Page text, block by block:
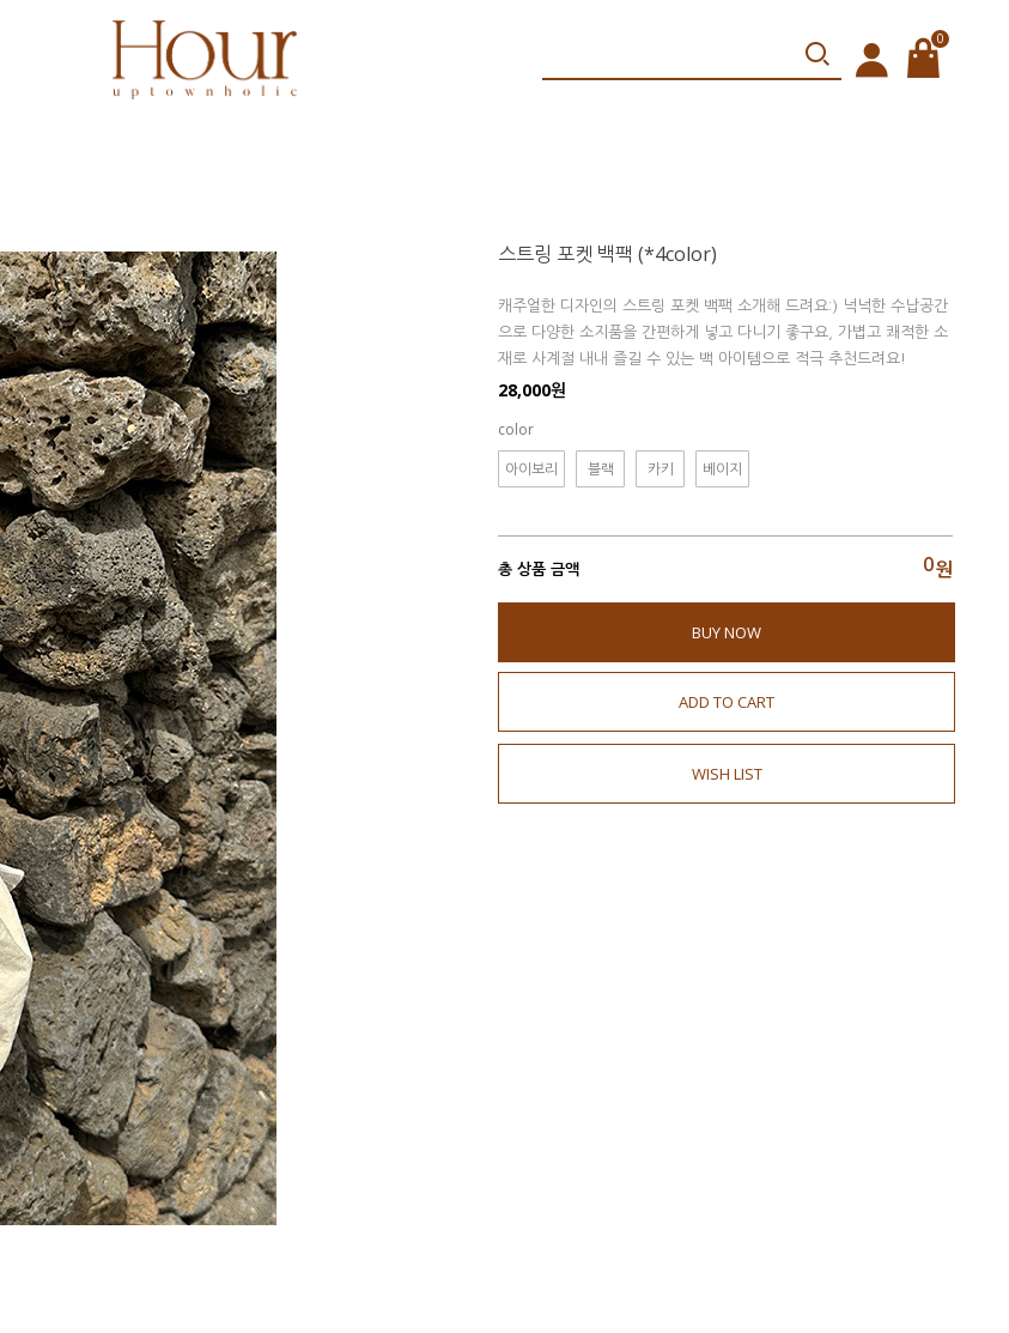
0
스트링 포켓 백팩 (*4color)
캐주얼한 디자인의 스트링 포켓 백팩 소개해 드려요:) 넉넉한 수납공간
으로 다양한 소지품을 간편하게 넣고 다니기 좋구요, 가볍고 쾌적한 소
재로 사계절 내내 즐길 수 있는 백 아이템으로 적극 추천드려요!
28,000원
color
아이보리
블랙 카키 베이지
총 상품 금액 0원
BUY NOW
ADD TO CART
WISH LIST